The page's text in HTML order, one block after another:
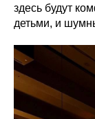
здесь будут
детьми, и